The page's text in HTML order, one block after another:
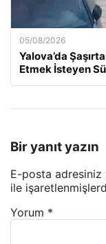
05/08/2026
Yalova’da
Etmek İsteyen
Bir yanıt yazın
E-posta adresiniz
ile
Yorum *